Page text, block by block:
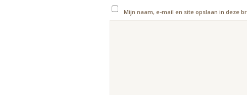
Mijn naam, e-mail en site opslaan in deze